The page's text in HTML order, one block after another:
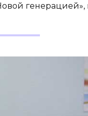
генерацией»,